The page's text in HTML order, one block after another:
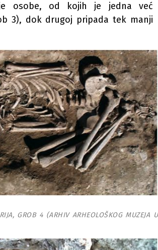
osobe, od kojih je jedna već
3), dok drugoj pripada tek manji
GROB 4 (ARHIV ARHEOLOŠKOG MUZEJA U